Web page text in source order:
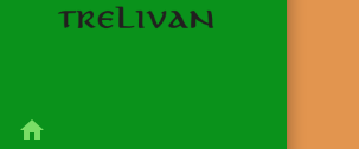
home